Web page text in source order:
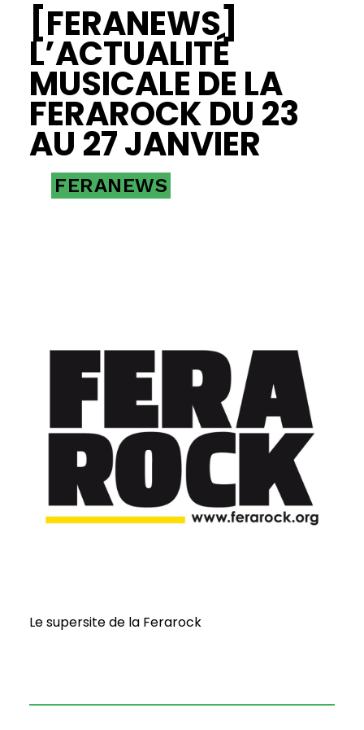
[FERANEWS]
L’ACTUALITÉ
MUSICALE DE LA
FERAROCK DU 23
AU 27 JANVIER
FERANEWS
Le supersite de la Ferarock